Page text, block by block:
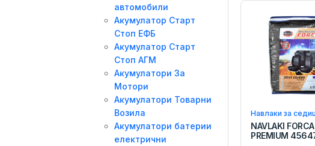
автомобили
Акумулатор Старт
Стоп ЕФБ
Акумулатор Старт
Стоп АГМ
Акумулатори За
Мотори
Акумулатори Товарни
Возила
Акумулатори батерии
електрични
Навлаки за
NAVLAKI FORCA
PREMIUM